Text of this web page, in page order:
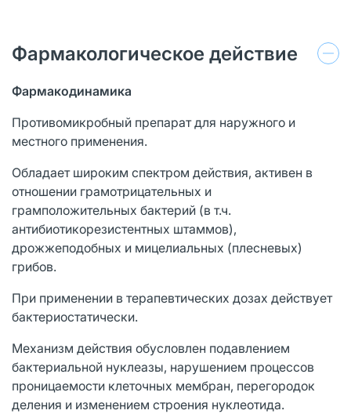
Фармакологическое действие
Фармакодинамика
Противомикробный препарат для наружного и
местного применения.
Обладает широким спектром действия, активен в
отношении грамотрицательных и
грамположительных бактерий (в т.ч.
антибиотикорезистентных штаммов),
дрожжеподобных и мицелиальных (плесневых)
грибов.
При применении в терапевтических дозах действует
бактериостатически.
Механизм действия обусловлен подавлением
бактериальной нуклеазы, нарушением процессов
проницаемости клеточных мембран, перегородок
деления и изменением строения нуклеотида.